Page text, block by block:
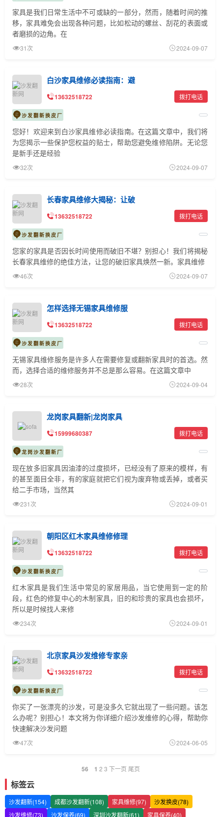
家具是我们日常生活中不可或缺的一部分，然而，随着时间的推
移，家具难免会出现各种问题，比如松动的螺丝、刮花的表面或
者磨损的边角。在
31次 2024-09-07
白沙家具维修必读指南：避
13632518722 拨打电话
沙发翻新换皮厂
您好！欢迎来到白沙家具维修必读指南。在这篇文章中，我们将
为您揭示一些保护您权益的贴士，帮助您避免维修陷阱。无论您
是新手还是经验
32次 2024-09-07
长春家具维修大揭秘：让破
13632518722 拨打电话
沙发翻新换皮厂
​​​​​​​您家的家具是否因长时间使用而破旧不堪？别担心！我们将揭秘
长春家具维修的绝佳方法，让您的破旧家具焕然一新。家具维修
46次 2024-09-07
怎样选择无锡家具维修服
13632518722 拨打电话
沙发翻新换皮厂
​​​​​​​无锡家具维修服务是许多人在需要修复或翻新家具时的首选。然
而，选择合适的维修服务并不总是那么容易。在这篇文章中
28次 2024-09-04
龙岗家具翻新|龙岗家具
15999680387 拨打电话
龙岗沙发翻新厂
现在放多旧家具因油漆的过度损坏，已经没有了原来的模样，有
的甚至面目全非，有的家庭就把它们视为废弃物或丢掉，或者买
给二手市场，当然其
231次 2024-09-01
朝阳区红木家具维修修理
13632518722 拨打电话
沙发翻新换皮厂
红木家具是我们生活中常见的家居用品，当它使用到一定的阶
段，红色的修复中心的木制家具，旧的和珍贵的家具也会损坏，
所以是时候找人来修
234次 2024-09-01
北京家具沙发维修专家亲
13632518722 拨打电话
沙发翻新换皮厂
你买了一张漂亮的沙发，可是没多久它就出现了一些问题。该怎
么办呢？别担心！本文将为你详细介绍沙发维修的心得，帮助你
快速解决沙发问题
47次 2024-06-05
56 1 2 3 下一页 尾页
标签云
沙发翻新(154) 成都沙发翻新(108) 家具维修(97)
沙发换皮(78)
沙发维修(73)
沙发保养(69) 深圳沙发翻新(61) 家具保养(40)